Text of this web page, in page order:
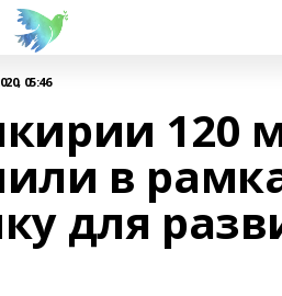
05:46
120
в
для